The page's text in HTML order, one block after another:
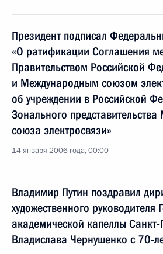
Президент подписал
«О ратификации Соглашения
Правительством Российской
и Международным союзом
об учреждении в Российской
Зонального
союза электросвязи»
14 января 2006 года, 00:00
Владимир Путин поздравил
художественного руководителя
академической капеллы Санкт-
Владислава Чернушенко с 70-